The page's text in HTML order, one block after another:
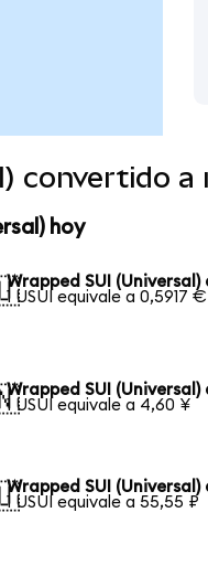
convertido
hoy
Wrapped SUI (Universal)
1 USUI equivale a 0,5917 €
Wrapped SUI (Universal)
1 USUI equivale a 4,60 ¥
Wrapped SUI (Universal)
1 USUI equivale a 55,55 ₽